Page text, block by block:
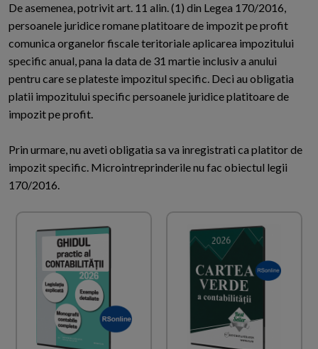
De asemenea, potrivit art. 11 alin. (1) din Legea 170/2016,
persoanele juridice romane platitoare de impozit pe profit
comunica organelor fiscale teritoriale aplicarea impozitului
specific anual, pana la data de 31 martie inclusiv a anului
pentru care se plateste impozitul specific. Deci au obligatia
platii impozitului specific persoanele juridice platitoare de
impozit pe profit.
Prin urmare, nu aveti obligatia sa va inregistrati ca platitor de
impozit specific. Microintreprinderile nu fac obiectul legii
170/2016.